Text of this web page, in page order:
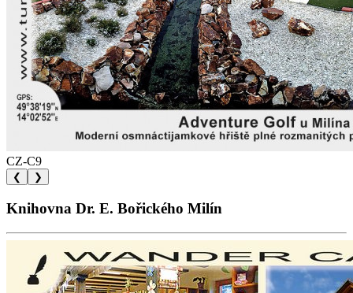
CZ-C9
❮ ❯
Knihovna Dr. E. Bořického Milín